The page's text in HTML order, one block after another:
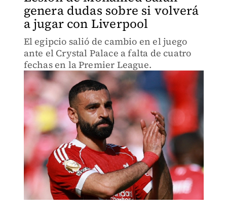
genera dudas sobre si volverá
a jugar con Liverpool
El egipcio salió de cambio en el juego
ante el Crystal Palace a falta de cuatro
fechas en la Premier League.